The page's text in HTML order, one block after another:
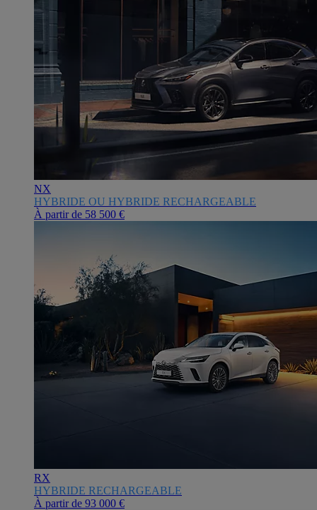
NX
HYBRIDE OU HYBRIDE RECHARGEABLE
À partir de 58 500 €
RX
HYBRIDE RECHARGEABLE
À partir de 93 000 €